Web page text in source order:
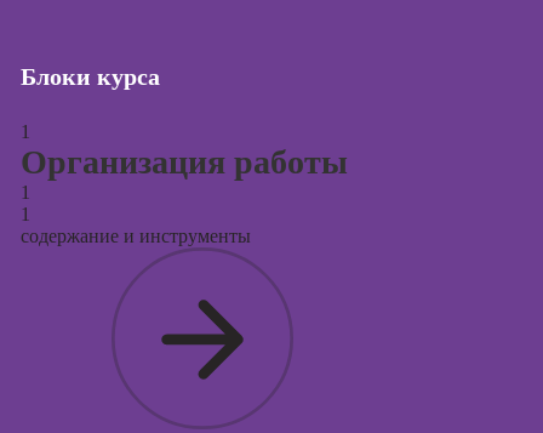
Блоки курса
1
Организация работы
1
1
содержание и инструменты